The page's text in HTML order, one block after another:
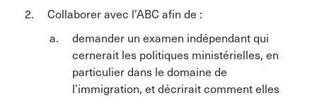
Collaborer avec l’ABC afin de :
demander un examen indépendant qui
cernerait les politiques ministérielles, en
particulier dans le domaine de
l’immigration, et décrirait comment elles